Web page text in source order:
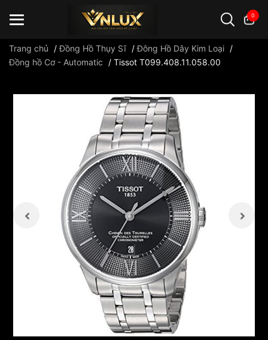
0
Trang chủ /Đồng Hồ Thụy Sĩ /Đông Hồ Dây Kim Loại /
Đồng hồ Cơ - Automatic
/ Tissot T099.408.11.058.00